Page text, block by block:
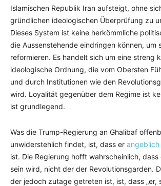
Islamischen Republik Iran aufsteigt, ohne
gründlichen ideologischen Überprüfung zu
Dieses System ist keine herkömmliche
die Aussenstehende eindringen können, um
reformieren. Es handelt sich um eine streng
ideologische Ordnung, die vom Obersten
und durch Institutionen wie den
wird. Loyalität gegenüber dem Regime ist
ist grundlegend.
Was die Trump-Regierung an Ghalibaf
unwiderstehlich findet, ist, dass er angeblich
ist. Die Regierung hofft wahrscheinlich, dass
sein wird, nicht der der Revolutionsgarden.
der jedoch zutage getreten ist, ist, dass „er,